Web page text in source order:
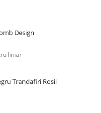
Design
liniar
Trandafiri Rosii